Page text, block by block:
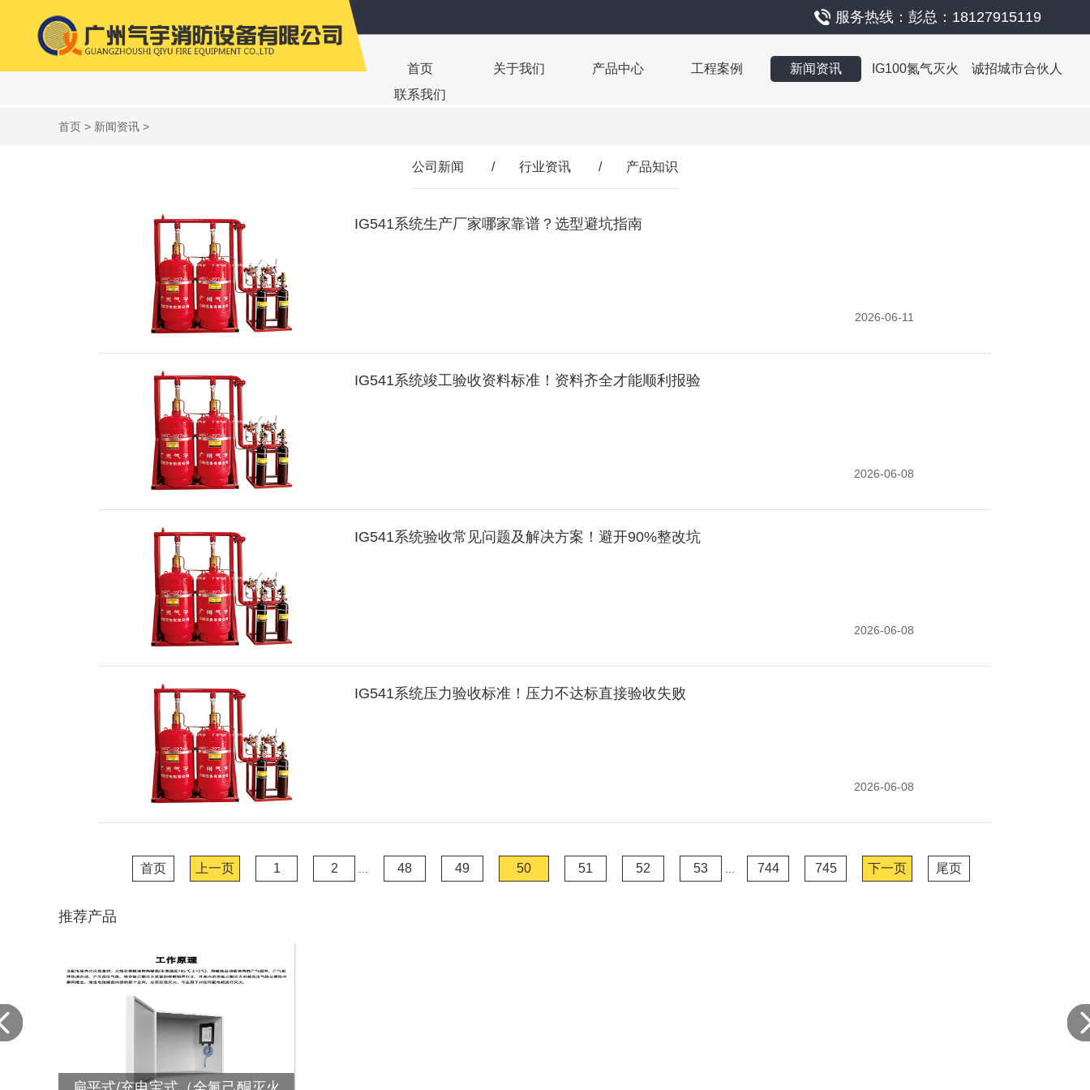
服务热线：彭总：18127915119
首页 关于我们 产品中心 工程案例 新闻资讯 IG100氮气灭火
诚招城市合伙人
联系我们
首页 > 新闻资讯 >
公司新闻 / 行业资讯 / 产品知识
IG541系统生产厂家哪家靠谱？选型避坑指南
2026-06-11
IG541系统竣工验收资料标准！资料齐全才能顺利报验
2026-06-08
IG541系统验收常见问题及解决方案！避开90%整改坑
2026-06-08
IG541系统压力验收标准！压力不达标直接验收失败
2026-06-08
首页 上一页 1 2 48 49 50 51 52 53 744 745 下一页 尾页
推荐产品